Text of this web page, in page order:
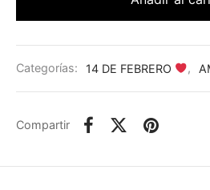
Categorías: 14 DE FEBRERO ,
Compartir